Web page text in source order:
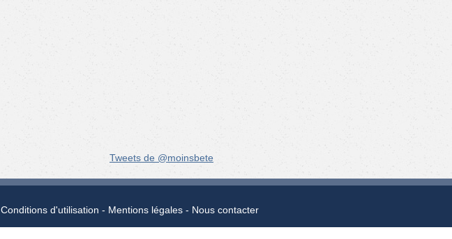
Tweets de @moinsbete
Conditions d'utilisation Mentions légales Nous contacter